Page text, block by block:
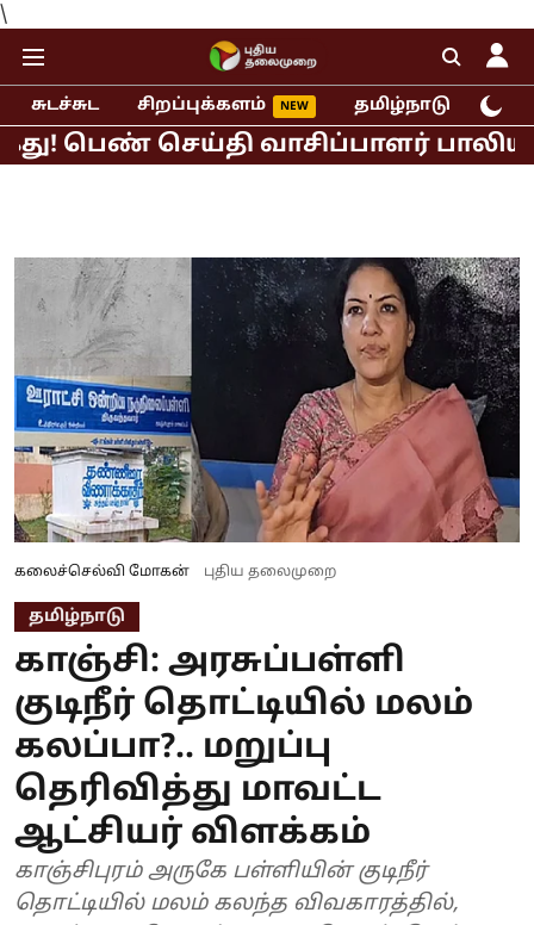
\
சுடச்சுட சிறப்புக்களம் தமிழ்நாடு
செய்தி வாசிப்பாளர் பாலியல்
கலைச்செல்வி மோகன் புதிய தலைமுறை
தமிழ்நாடு
காஞ்சி: அரசுப்பள்ளி
குடிநீர் தொட்டியில் மலம்
கலப்பா?.. மறுப்பு
தெரிவித்து மாவட்ட
ஆட்சியர் விளக்கம்
காஞ்சிபுரம் அருகே பள்ளியின் குடிநீர்
தொட்டியில் மலம் கலந்த விவகாரத்தில்,